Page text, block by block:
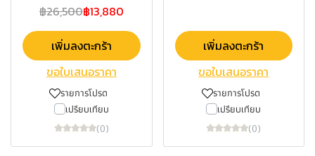
฿26,500฿13,880
เพิ่มลงตะกร้า
ขอใบเสนอราคา
รายการโปรด
เปรียบเทียบ
(0)
เพิ่มลงตะกร้า
ขอใบเสนอราคา
รายการโปรด
เปรียบเทียบ
(0)